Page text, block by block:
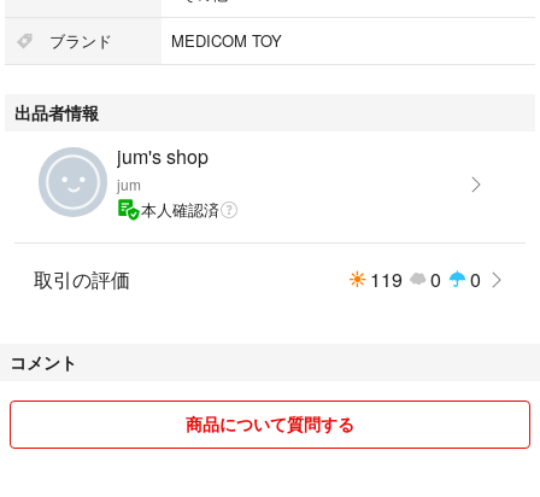
ブランド MEDICOM TOY
出品者情報
jum's shop
jum
本人確認済
取引の評価 119 0 0
コメント
商品について質問する